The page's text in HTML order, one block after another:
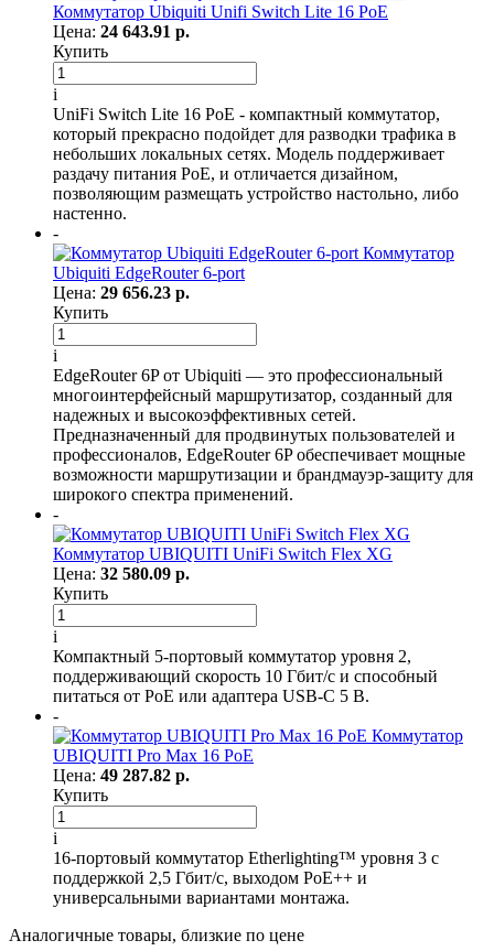
Коммутатор Ubiquiti Unifi Switch Lite 16 PoE
Цена: 24 643.91 р.
Купить
i
UniFi Switch Lite 16 PoE - компактный коммутатор,
который прекрасно подойдет для разводки трафика в
небольших локальных сетях. Модель поддерживает
раздачу питания PoE, и отличается дизайном,
позволяющим размещать устройство настольно, либо
настенно.
-
Коммутатор
Ubiquiti EdgeRouter 6-port
Цена: 29 656.23 р.
Купить
i
EdgeRouter 6P от Ubiquiti — это профессиональный
многоинтерфейсный маршрутизатор, созданный для
надежных и высокоэффективных сетей.
Предназначенный для продвинутых пользователей и
профессионалов, EdgeRouter 6P обеспечивает мощные
возможности маршрутизации и брандмауэр-защиту для
широкого спектра применений.
-
Коммутатор UBIQUITI UniFi Switch Flex XG
Цена: 32 580.09 р.
Купить
i
Компактный 5-портовый коммутатор уровня 2,
поддерживающий скорость 10 Гбит/с и способный
питаться от PoE или адаптера USB-C 5 В.
-
Коммутатор
UBIQUITI Pro Max 16 PoE
Цена: 49 287.82 р.
Купить
i
16-портовый коммутатор Etherlighting™ уровня 3 с
поддержкой 2,5 Гбит/с, выходом PoE++ и
универсальными вариантами монтажа.
Аналогичные товары, близкие по цене